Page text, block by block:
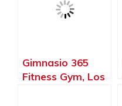
Gimnasio 365
Fitness Gym, Los